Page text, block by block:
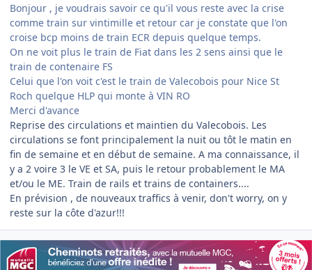
Bonjour , je voudrais savoir ce qu'il vous reste avec la crise
comme train sur vintimille et retour car je constate que l'on
croise bcp moins de train ECR depuis quelque temps.
On ne voit plus le train de Fiat dans les 2 sens ainsi que le
train de contenaire FS
Celui que l'on voit c'est le train de Valecobois pour Nice St
Roch quelque HLP qui monte à VIN RO
Merci d'avance
Reprise des circulations et maintien du Valecobois. Les
circulations se font principalement la nuit ou tôt le matin en
fin de semaine et en début de semaine. A ma connaissance, il
y a 2 voire 3 le VE et SA, puis le retour probablement le MA
et/ou le ME. Train de rails et trains de containers....
En prévision , de nouveaux traffics à venir, don't worry, on y
reste sur la côte d'azur!!!